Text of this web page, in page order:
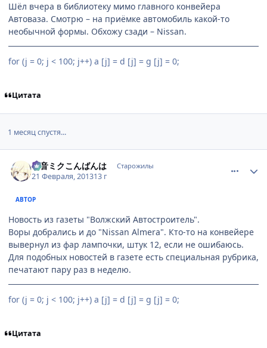
Шёл вчера в библиотеку мимо главного конвейера
Автоваза. Смотрю – на приёмке автомобиль какой-то
необычной формы. Обхожу сзади – Nissan.
for (j = 0; j < 100; j++) a [j] = d [j] = g [j] = 0;
Цитата
1 месяц спустя...
初音ミクこんばんは Старожилы
21 Февраля, 201313 г
АВТОР
Новость из газеты "Волжский Автостроитель".
Воры добрались и до "Nissan Almera". Кто-то на конвейере
вывернул из фар лампочки, штук 12, если не ошибаюсь.
Для подобных новостей в газете есть специальная рубрика,
печатают пару раз в неделю.
for (j = 0; j < 100; j++) a [j] = d [j] = g [j] = 0;
Цитата